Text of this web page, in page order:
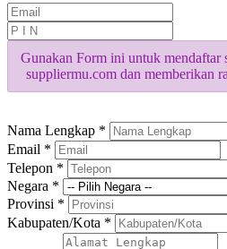
Gunakan Form ini untuk mendaftar
suppliermu.com dan memberikan
Nama Lengkap *
Email *
Telepon *
Negara *
Provinsi *
Kabupaten/Kota *